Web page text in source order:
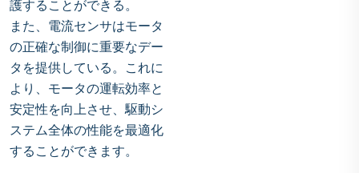
護することができる。‌
また、電流センサはモータ
の正確な制御に重要なデー
タを提供している。これに
より、モータの運転効率と
安定性を向上させ、駆動シ
ステム全体の性能を最適化
することができます。